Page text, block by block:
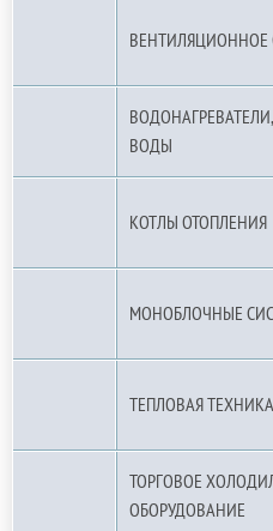
ВЕНТИЛЯЦИОННОЕ
ВОДЫ
КОТЛЫ ОТОПЛЕНИЯ
МОНОБЛОЧНЫЕ
ТЕПЛОВАЯ ТЕХНИКА
ТОРГОВОЕ
ОБОРУДОВАНИЕ